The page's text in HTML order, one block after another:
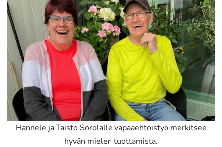
Hannele ja Taisto Sorolalle vapaaehtoistyö merkitsee
hyvän mielen tuottamista.